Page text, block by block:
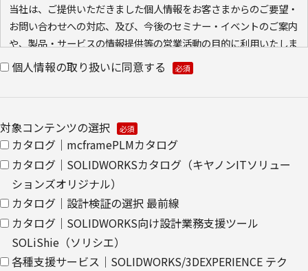
当社は、ご提供いただきました個人情報をお客さまからのご要望・
お問い合わせへの対応、及び、今後のセミナー・イベントのご案内
や、製品・サービスの情報提供等の営業活動の目的に利用いたしま
す。ご本人の同意なく利用目的以外に利用いたしません。
場合があります。取得可能なアクセス履歴は、メールに設定したリ
ンク先ページ、および当社と当社のグループ会社が運営・開設する
び、これに基づく販売促進活動のために利用します。
ウェブサイトにおける、お客さまアクセス情報の取り扱いについ
て。
・クッキー（cookie）とウェブビーコンの使用によるアクセス情報
の収集
個人情報の取り扱いに同意する
対象コンテンツの選択
カタログ｜mcframePLMカタログ
カタログ｜SOLIDWORKSカタログ（キヤノンITソリュー
ションズオリジナル）
カタログ｜設計検証の選択 最前線
カタログ｜SOLIDWORKS向け設計業務支援ツール
SOLiShie（ソリシエ）
各種支援サービス｜SOLIDWORKS/3DEXPERIENCE テク